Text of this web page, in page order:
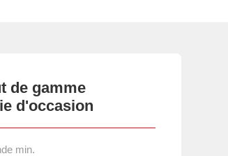
de gamme
d'occasion
min.